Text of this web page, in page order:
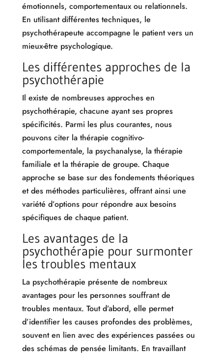
émotionnels, comportementaux ou relationnels.
En utilisant différentes techniques, le
psychothérapeute accompagne le patient vers un
mieux-être psychologique.
Les différentes approches de la
psychothérapie
Il existe de nombreuses approches en
psychothérapie, chacune ayant ses propres
spécificités. Parmi les plus courantes, nous
pouvons citer la thérapie cognitivo-
comportementale, la psychanalyse, la thérapie
familiale et la thérapie de groupe. Chaque
approche se base sur des fondements théoriques
et des méthodes particulières, offrant ainsi une
variété d’options pour répondre aux besoins
spécifiques de chaque patient.
Les avantages de la
psychothérapie pour surmonter
les troubles mentaux
La psychothérapie présente de nombreux
avantages pour les personnes souffrant de
troubles mentaux. Tout d’abord, elle permet
d’identifier les causes profondes des problèmes,
souvent en lien avec des expériences passées ou
des schémas de pensée limitants. En travaillant